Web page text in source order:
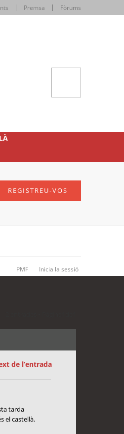
Premsa Fòrums
REGISTREU-VOS
PMF Inicia la sessió
de l’entrada
tarda
el castellà.